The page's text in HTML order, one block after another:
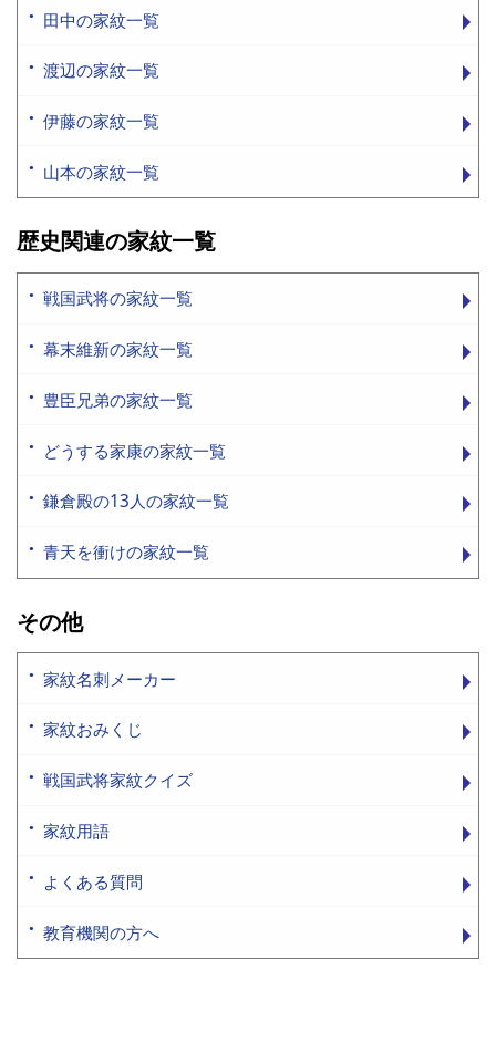
田中の家紋一覧
渡辺の家紋一覧
伊藤の家紋一覧
山本の家紋一覧
歴史関連の家紋一覧
戦国武将の家紋一覧
幕末維新の家紋一覧
豊臣兄弟の家紋一覧
どうする家康の家紋一覧
鎌倉殿の13人の家紋一覧
青天を衝けの家紋一覧
その他
家紋名刺メーカー
家紋おみくじ
戦国武将家紋クイズ
家紋用語
よくある質問
教育機関の方へ